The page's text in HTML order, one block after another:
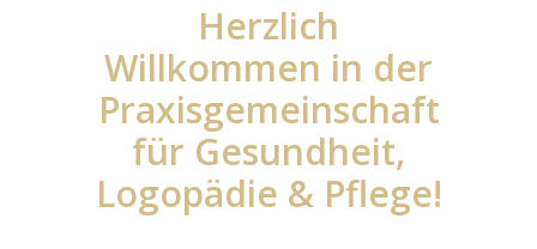
Herzlich
Willkommen in der
Praxisgemeinschaft
für Gesundheit,
Logopädie & Pflege!